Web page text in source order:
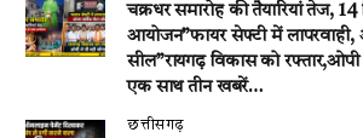
चक्रधर समारोह की तैयारियां तेज,
आयोजन”फायर सेफ्टी में लापरवाही,
सील”रायगढ़ विकास को
एक साथ तीन खबरें…
छत्तीसगढ़